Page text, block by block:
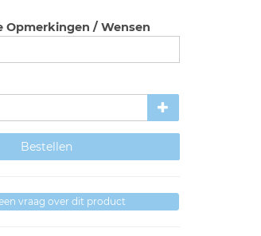
Opmerkingen / Wensen
vraag over dit product